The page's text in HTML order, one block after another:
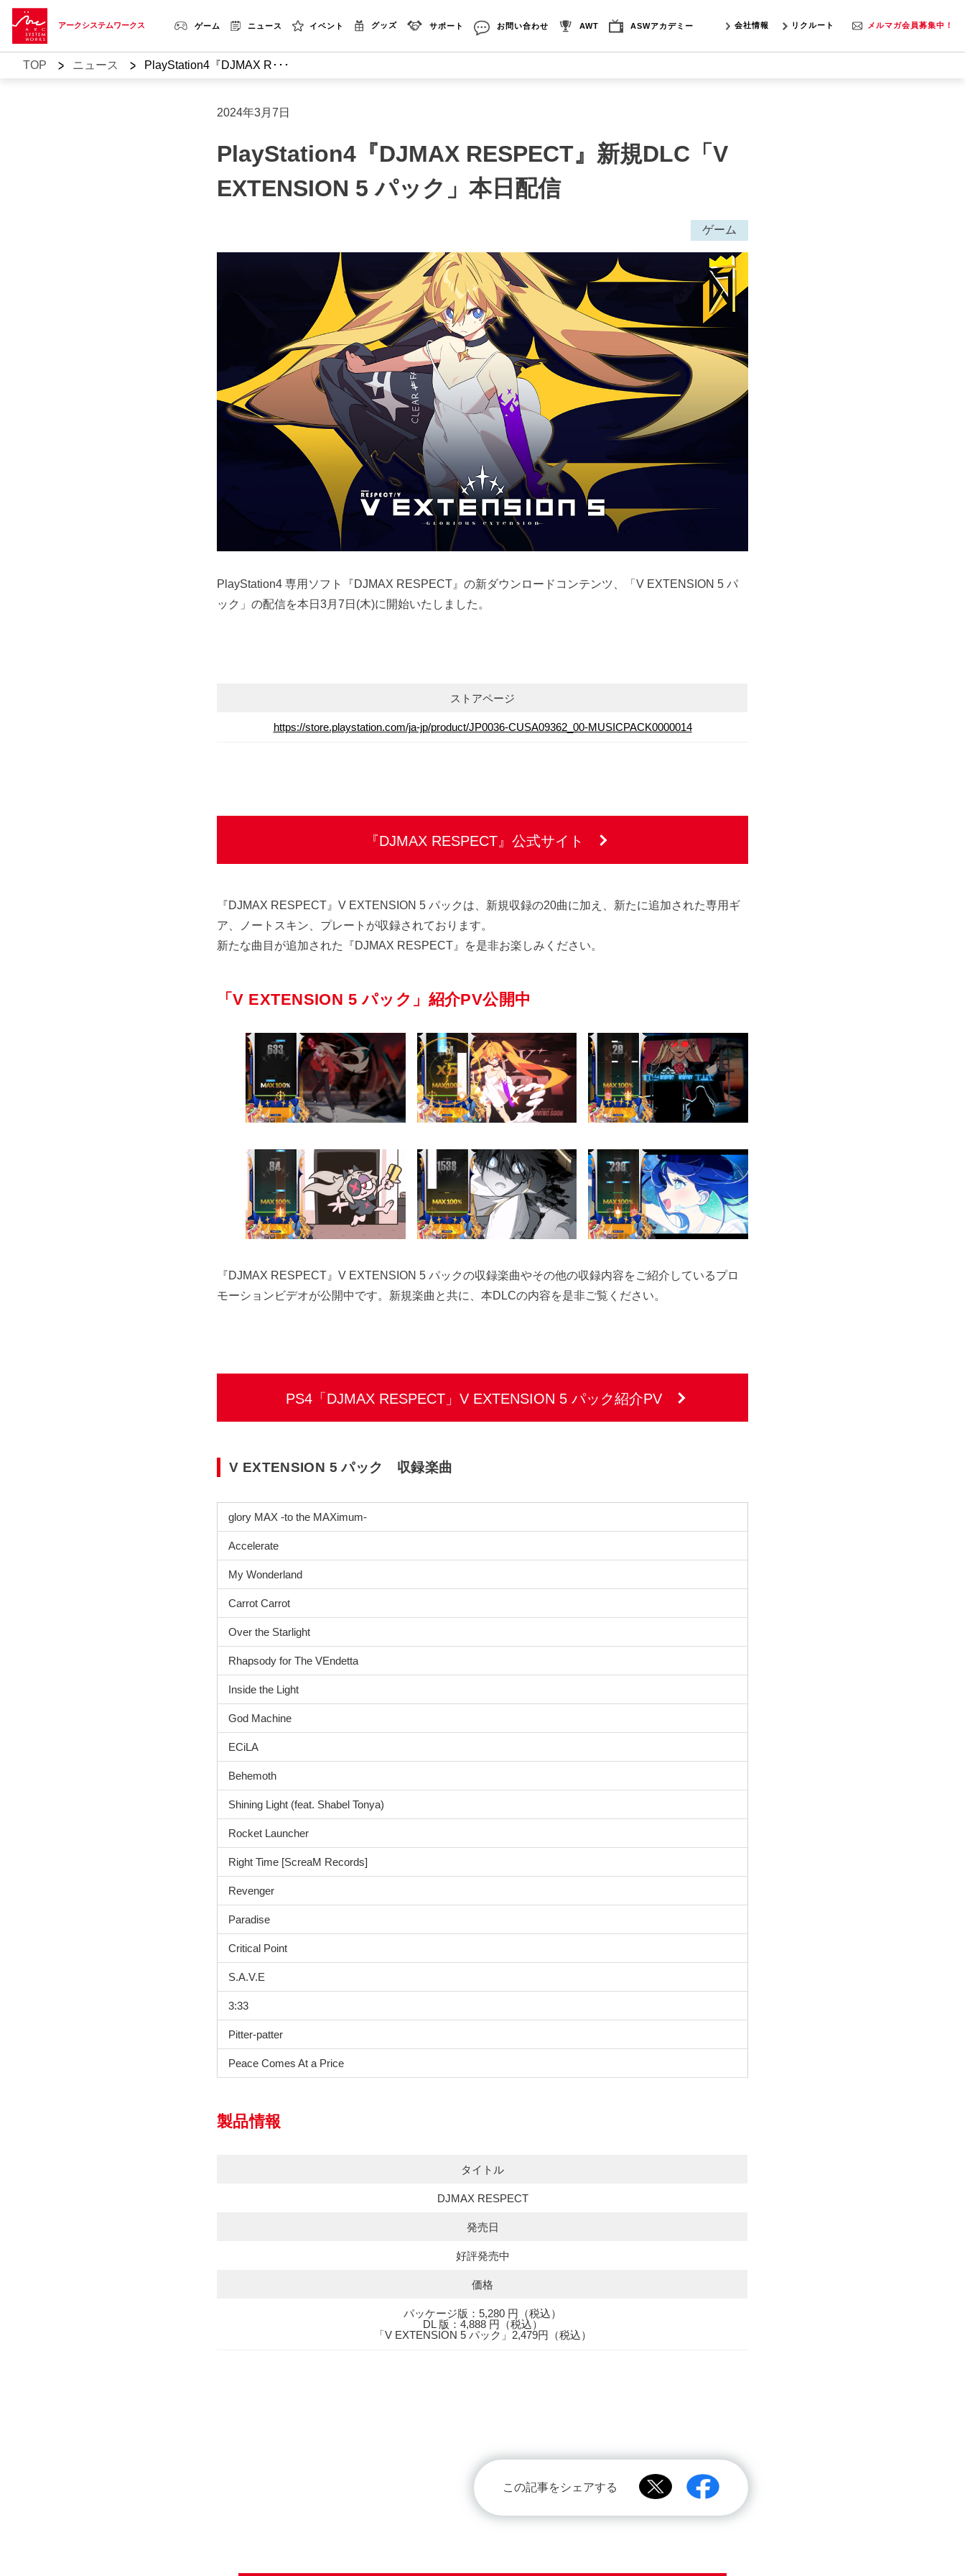
アークシステムワークス ゲーム ニュース イベント グッズ サポート お問い合わせ AWT ASWアカデミー 会社情報 リクルート メルマガ会員募集中！
TOP > ニュース > PlayStation4『DJMAX R･･･
2024年3月7日
PlayStation4『DJMAX RESPECT』新規DLC「V
EXTENSION 5 パック」本日配信
ゲーム
PlayStation4 専用ソフト『DJMAX RESPECT』の新ダウンロードコンテンツ、「V EXTENSION 5 パ
ック」の配信を本日3月7日(木)に開始いたしました。
ストアページ
https://store.playstation.com/ja-jp/product/JP0036-CUSA09362_00-MUSICPACK0000014
『DJMAX RESPECT』公式サイト
『DJMAX RESPECT』V EXTENSION 5 パックは、新規収録の20曲に加え、新たに追加された専用ギ
ア、ノートスキン、プレートが収録されております。
新たな曲目が追加された『DJMAX RESPECT』を是非お楽しみください。
「V EXTENSION 5 パック」紹介PV公開中
『DJMAX RESPECT』V EXTENSION 5 パックの収録楽曲やその他の収録内容をご紹介しているプロ
モーションビデオが公開中です。新規楽曲と共に、本DLCの内容を是非ご覧ください。
PS4「DJMAX RESPECT」V EXTENSION 5 パック紹介PV
V EXTENSION 5 パック 収録楽曲
glory MAX -to the MAXimum-
Accelerate
My Wonderland
Carrot Carrot
Over the Starlight
Rhapsody for The VEndetta
Inside the Light
God Machine
ECiLA
Behemoth
Shining Light (feat. Shabel Tonya)
Rocket Launcher
Right Time [ScreaM Records]
Revenger
Paradise
Critical Point
S.A.V.E
3:33
Pitter-patter
Peace Comes At a Price
製品情報
タイトル
DJMAX RESPECT
発売日
好評発売中
価格
パッケージ版：5,280 円（税込）
DL 版：4,888 円（税込）
「V EXTENSION 5 パック」2,479円（税込）
この記事をシェアする